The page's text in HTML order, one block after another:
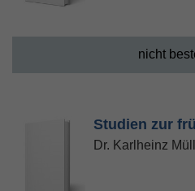
nicht
Studien zur
Dr. Karlheinz